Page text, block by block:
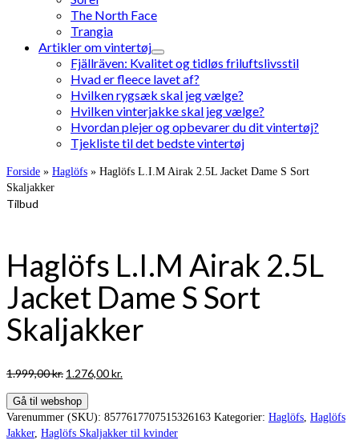
The North Face
Trangia
Artikler om vintertøj
Fjällräven: Kvalitet og tidløs friluftslivsstil
Hvad er fleece lavet af?
Hvilken rygsæk skal jeg vælge?
Hvilken vinterjakke skal jeg vælge?
Hvordan plejer og opbevarer du dit vintertøj?
Tjekliste til det bedste vintertøj
Forside » Haglöfs » Haglöfs L.I.M Airak 2.5L Jacket Dame S Sort
Skaljakker
Tilbud
Haglöfs L.I.M Airak 2.5L
Jacket Dame S Sort
Skaljakker
1.999,00kr. Den
pris
var:
1.999,00 kr..
1.276,00kr.
er:
1.276,00 kr..
Gå til webshop
Varenummer (SKU): 8577617707515326163 Kategorier: Haglöfs Haglöfs
Jakker, Haglöfs Skaljakker til kvinder